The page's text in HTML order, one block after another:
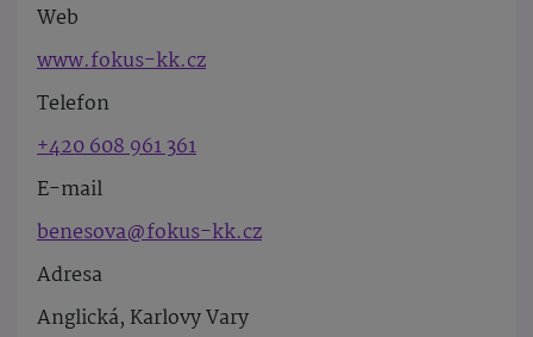
Web
www.fokus-kk.cz
Telefon
+420 608 961 361
E-mail
benesova@fokus-kk.cz
Adresa
Anglická, Karlovy Vary